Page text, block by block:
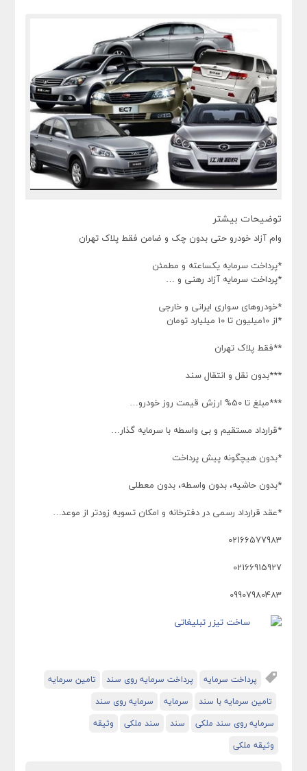
توضیحات بیشتر
وام آزاد خودرو حتی بدون چک و ضامن فقط پلاک تهران
*پرداخت سرمایه یکساعته و مطمئن
*پرداخت سرمایه آزاد رهنی و …
*خودروهای سواری ایرانی و خارجی
*از 10میلیون تا 10 میلیارد تومان
**فقط پلاک تهران
***بدون نقل و انتقال سند
***مبلغ تا 50% ارزش قیمت روز خودرو…
*قرارداد مستقیم و بی واسطه با سرمایه گذار…
*بدون هیچگونه پیش پرداخت
*بدون حاشیه، بدون واسطه، بدون معطلی
*عقد قرارداد رسمی در دفترخانه و امکان تسویه زودتر از موعد…
02166577983
02166915927
09907980483
پرداخت سرمایه پرداخت سرمایه روی سند
تامین سرمایه
تامین سرمایه با سند
سرمایه
سرمایه روی سند
سرمایه روی سند ملکی
سند سند ملکی
وثیقه
وثیقه ملکی